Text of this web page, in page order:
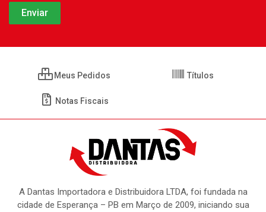
Meus Pedidos Títulos
Notas Fiscais
A Dantas Importadora e Distribuidora LTDA, foi fundada na
cidade de Esperança – PB em Março de 2009, iniciando sua